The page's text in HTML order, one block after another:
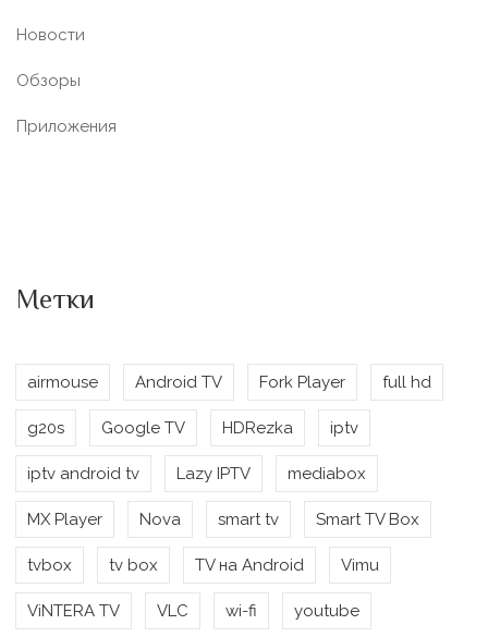
Новости
Обзоры
Приложения
Метки
airmouse Android TV Fork Player full hd
g20s Google TV HDRezka iptv
iptv android tv Lazy IPTV mediabox
MX Player Nova smart tv Smart TV Box
tvbox tv box TV на Android Vimu
ViNTERA TV VLC wi-fi youtube